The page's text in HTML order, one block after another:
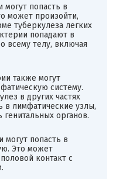
могут попасть в
может произойти,
туберкулеза легких
попадают в
всему телу, включая
также могут
систему.
в других частях
в лимфатические узлы,
генитальных органов.
попасть в
Это может
контакт с